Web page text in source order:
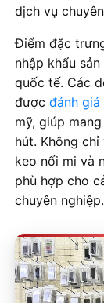
dịch vụ
Điểm đặc
nhập khẩu
quốc tế. Các
được đánh giá
mỹ, giúp
hút. Không
keo nối mi và
phù hợp cho
chuyên nghiệp.